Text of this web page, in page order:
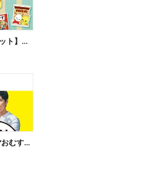
【サンリオ×メーカーマスコット】オリジナルグッズ貰える!
【おトク】大谷選手ファミマおむすび割